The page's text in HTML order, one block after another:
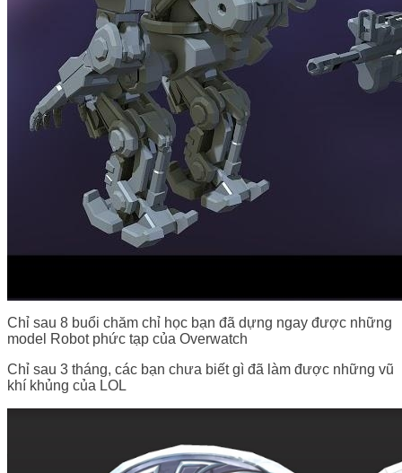
Chỉ sau 8 buổi chăm chỉ học bạn đã dựng ngay được những
model Robot phức tạp của Overwatch
Chỉ sau 3 tháng, các bạn chưa biết gì đã làm được những vũ
khí khủng của LOL